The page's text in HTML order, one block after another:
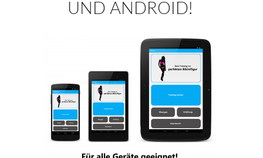
UND ANDROID!